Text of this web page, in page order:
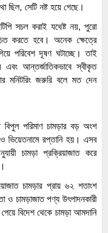
ছিল, সেটি নষ্ট হয়ে গেছে।
সচল করাই যথেষ্ট নয়, পুরো
করতে হবে। অনেক ক্ষেত্রে
পরিবেশ দূষণ ঘটাচ্ছে। তাই
এবং আন্তর্জাতিকভাবে স্বীকৃত
মনিটরিং জরুরি বলে মত দেন
বিপুল পরিমাণ চামড়ার বড় অংশ
ভিয়েতনামে রপ্তানি হয়। এসব
চামড়া প্রক্রিয়াজাত করে
চামড়ার প্রায় ৬২ শতাংশ
চামড়াজাত পণ্য উৎপাদনকারী
বিদেশ থেকে চামড়া আমদানি